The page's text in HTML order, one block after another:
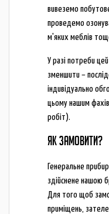
вивеземо
проведемо
м'яких меблів
У разі потреби
зменшити –
індивідуально
цьому нашим
робіт).
ЯК ЗАМОВИТИ?
Генеральне
здійснене нашою
Для того щоб
приміщень,